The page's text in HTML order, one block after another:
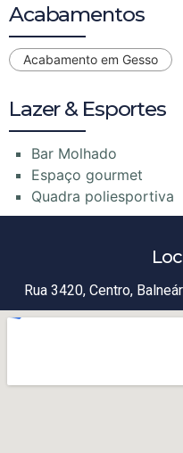
Acabamentos
Acabamento em Gesso
Lazer & Esportes
Bar Molhado
Espaço gourmet
Quadra poliesportiva
Rua 3420, Centro,